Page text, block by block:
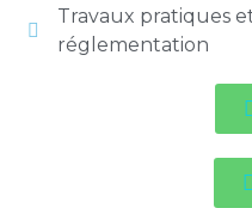
Travaux pratiques
réglementation